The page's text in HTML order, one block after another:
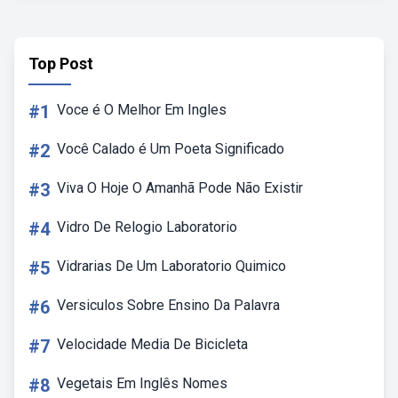
Top Post
#1 Voce é O Melhor Em Ingles
#2 Você Calado é Um Poeta Significado
#3 Viva O Hoje O Amanhã Pode Não Existir
#4 Vidro De Relogio Laboratorio
#5 Vidrarias De Um Laboratorio Quimico
#6 Versiculos Sobre Ensino Da Palavra
#7 Velocidade Media De Bicicleta
#8 Vegetais Em Inglês Nomes